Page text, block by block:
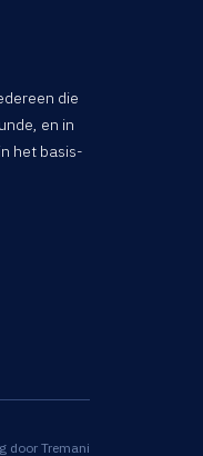
die
en in
het basis-
doorTremani